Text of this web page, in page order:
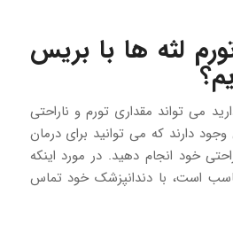
لثه ها با بریس
می تواند مقداری تورم و ناراحتی
وجود دارند که می توانید برای درمان
خود انجام دهید. در مورد اینکه
است، با دندانپزشک خود تماس